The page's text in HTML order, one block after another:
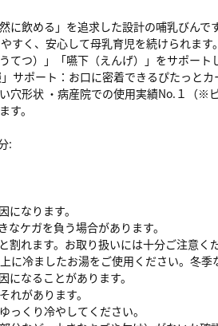
に飲める」を追求した設計の哺乳びん
すく、安心して母乳育児を続けられま
てつ）」「嚥下（えんげ）」をサポー
サポート：お口に密着できるぴたっと
穴形状 ・病産院での使用実績No.１（※
す。
:
なります。
ケガを負う場合があります。
れます。お取り扱いには十分ご注意くだ
冷ましたお湯をご使用ください。冬季
なることがあります。
があります。
くり冷やしてください。